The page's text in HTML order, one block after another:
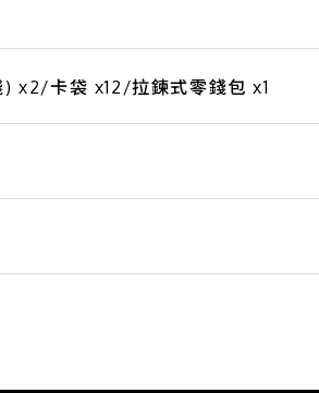
x2/卡袋 x12/拉鍊式零錢包 x1